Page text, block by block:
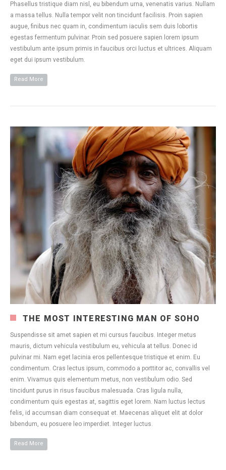
Phasellus tristique diam nisl, eu bibendum urna, venenatis varius. Nullam
a massa tellus. Nulla tempor velit non tincidunt facilisis. Proin sapien
augue, finibus nec quam in, condimentum iaculis sem duis lobortis
egestas fermentum pulvinar. Proin sed posuere sapien lorem ipsum
vestibulum ante ipsum primis in faucibus orci luctus et ultrices. Aliquam
eget dui ipsum vestibulum.
Read More
THE MOST INTERESTING MAN OF SOHO
Suspendisse sit amet sapien et mi cursus faucibus. Integer metus
mauris, dictum vehicula vestibulum eu, vehicula at tellus. Donec id
pulvinar mi. Nam eget lacinia eros pellentesque tristique et enim. Eu
condimentum. Cras lectus ipsum, commodo a porttitor ac, convallis vel
enim. Vivamus quis elementum metus, non vestibulum odio. Sed
tincidunt purus in risus faucibus malesuada. Cras ligula nulla,
condimentum quis egestas at, sagittis eget lorem. Nam luctus lectus
felis, id accumsan diam consequat et. Maecenas aliquet elit at dolor
bibendum, eu posuere leo imperdiet. Integer luctus.
Read More